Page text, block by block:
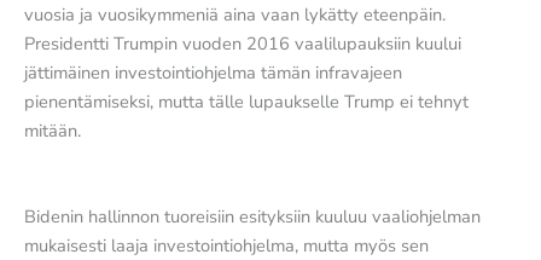
vuosia ja vuosikymmeniä aina vaan lykätty eteenpäin.
Presidentti Trumpin vuoden 2016 vaalilupauksiin kuului
jättimäinen investointiohjelma tämän infravajeen
pienentämiseksi, mutta tälle lupaukselle Trump ei tehnyt
mitään.
Bidenin hallinnon tuoreisiin esityksiin kuuluu vaaliohjelman
mukaisesti laaja investointiohjelma, mutta myös sen